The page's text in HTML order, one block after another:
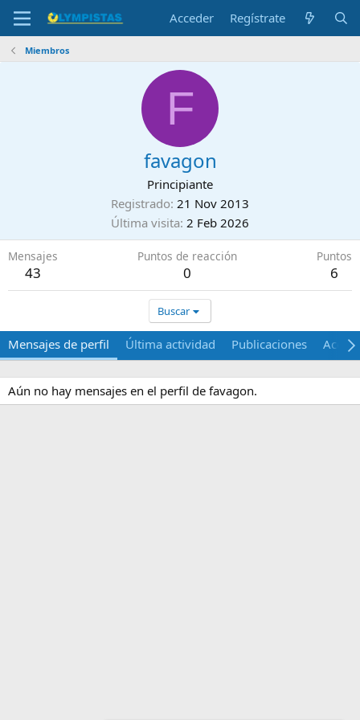
Acceder Regístrate
Miembros
F
favagon
Principiante
Registrado 21 Nov 2013
Última visita 2 Feb 2026
Mensajes
43
Puntos de reacción
0
Puntos
6
Buscar
Mensajes de perfil Última actividad Publicaciones Acerca
Aún no hay mensajes en el perfil de favagon.